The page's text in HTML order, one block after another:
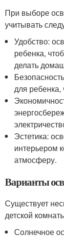
При выборе
учитывать
Удобство:
ребенка,
делать
для
Эстетика:
интерьером
атмосферу.
Варианты
Существует
детской
Солнечное